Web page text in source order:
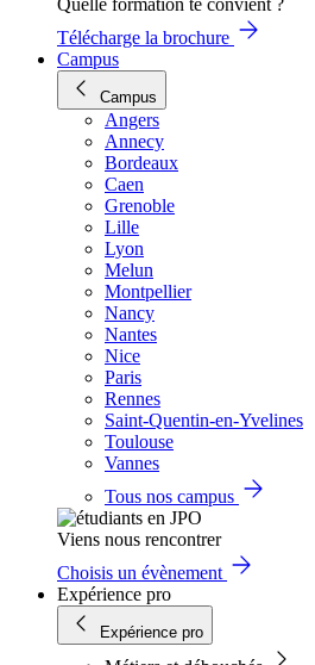
Quelle formation te convient ?
Télécharge la brochure
Campus
Campus
Angers
Annecy
Bordeaux
Caen
Grenoble
Lille
Lyon
Melun
Montpellier
Nancy
Nantes
Nice
Paris
Rennes
Saint-Quentin-en-Yvelines
Toulouse
Vannes
Tous nos campus
Viens nous rencontrer
Choisis un évènement
Expérience pro
Expérience pro